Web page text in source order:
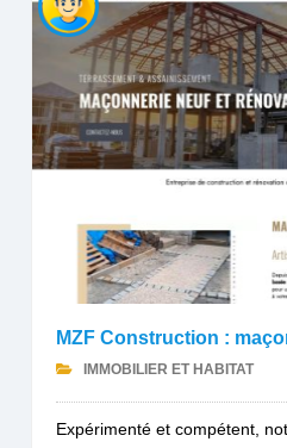
MZF Construction :
IMMOBILIER ET HABITAT
Expérimenté et compétent,